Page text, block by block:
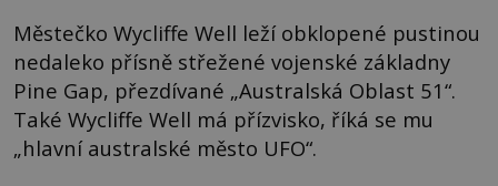
Městečko Wycliffe Well leží obklopené pustinou
nedaleko přísně střežené vojenské základny
Pine Gap, přezdívané „Australská Oblast 51“.
Také Wycliffe Well má přízvisko, říká se mu
„hlavní australské město UFO“.